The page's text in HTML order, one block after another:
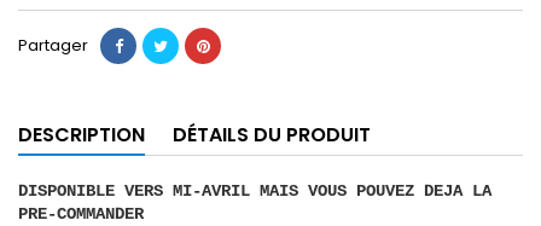
Partager
DESCRIPTION DÉTAILS DU PRODUIT
DISPONIBLE VERS MI-AVRIL MAIS VOUS POUVEZ DEJA LA
PRE-COMMANDER